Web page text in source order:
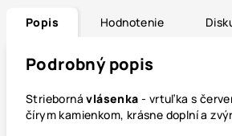
Popis Hodnotenie
Podrobný popis
Striebornávlásenka- vrtuľka s
čírym kamienkom, krásne doplní a